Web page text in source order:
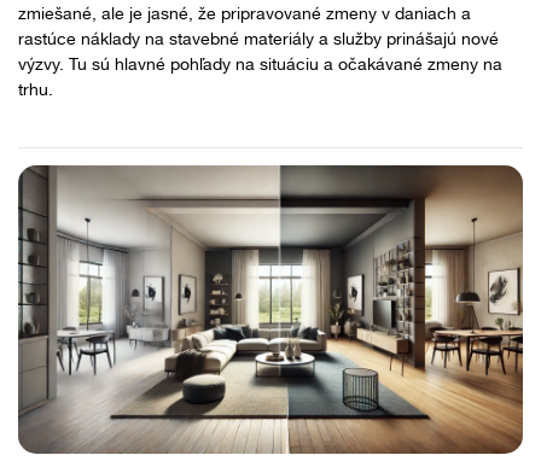
zmiešané, ale je jasné, že pripravované zmeny v daniach a
rastúce náklady na stavebné materiály a služby prinášajú nové
výzvy. Tu sú hlavné pohľady na situáciu a očakávané zmeny na
trhu.